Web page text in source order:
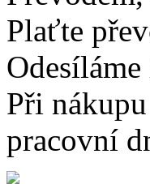
Plaťte
Při
pracovní